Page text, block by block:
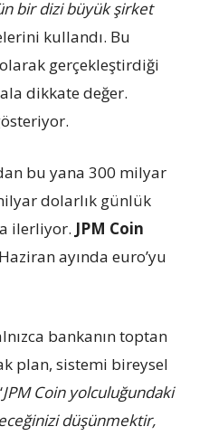
bir dizi büyük şirket
kullandı. Bu
olarak gerçekleştirdiği
dikkate değer.
bu yana 300 milyar
dolarlık günlük
ilerliyor. JPM Coin
ayında euro’yu
bankanın toptan
plan, sistemi bireysel
JPM Coin yolculuğundaki
düşünmektir,